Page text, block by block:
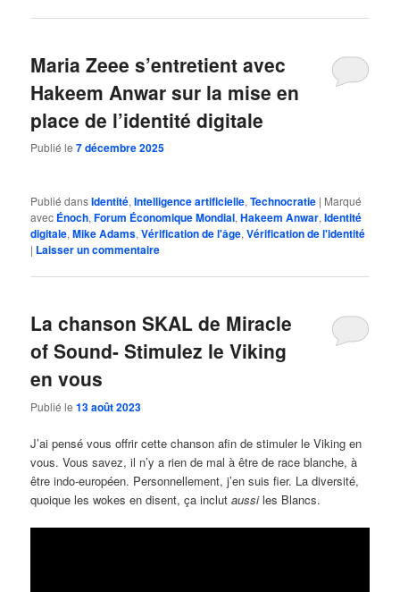
Maria Zeee s’entretient avec
Hakeem Anwar sur la mise en
place de l’identité digitale
Publié le7 décembre 2025
Publié dansIdentité,Intelligence artificielle,Technocratie | Marqué
avec Énoch,Forum Économique Mondial,Hakeem Anwar,Identité
digitale,Mike Adams,Vérification de l'âge,Vérification de l'identité
| Laisser un commentaire
La chanson SKAL de Miracle
of Sound- Stimulez le Viking
en vous
Publié le13 août 2023
J’ai pensé vous offrir cette chanson afin de stimuler le Viking en
vous. Vous savez, il n’y a rien de mal à être de race blanche, à
être indo-européen. Personnellement, j’en suis fier. La diversité,
quoique les wokes en disent, ça inclutaussiles Blancs.